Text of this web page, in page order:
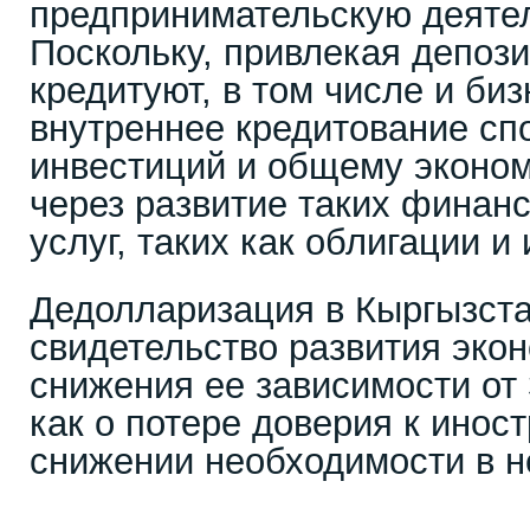
предпринимательскую
Поскольку, привлекая
кредитуют, в том числе и
внутреннее кредитование
инвестиций и общему
через развитие таких
услуг, таких как облигации
Дедолларизация в
свидетельство развития
снижения ее зависимости
как о потере доверия к
снижении необходимости в